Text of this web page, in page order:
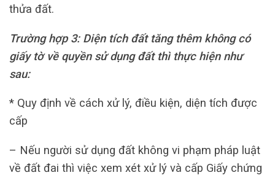
thửa đất.
Trường hợp 3: Diện tích đất tăng thêm không có
giấy tờ về quyền sử dụng đất thì thực hiện như
sau:
* Quy định về cách xử lý, điều kiện, diện tích được
cấp
– Nếu người sử dụng đất không vi phạm pháp luật
về đất đai thì việc xem xét xử lý và cấp Giấy chứng